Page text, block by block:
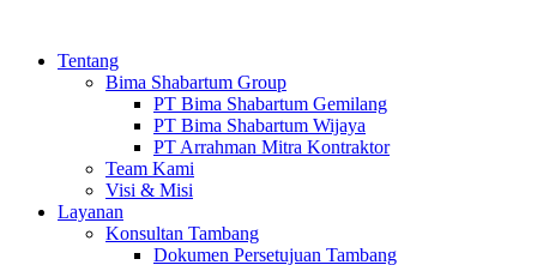
Tentang
Bima Shabartum Group
PT Bima Shabartum Gemilang
PT Bima Shabartum Wijaya
PT Arrahman Mitra Kontraktor
Team Kami
Visi & Misi
Layanan
Konsultan Tambang
Dokumen Persetujuan Tambang